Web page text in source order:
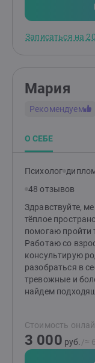
не верит в
тяжёлыми
партнёрами в
Записаться на
Мария
Рекомендуем
О СЕБЕ
Психолог
48 отзывов
Здравствуйте,
тёплое
помогаю пройти
Работаю со
консультирую
разобраться в
тревожные и
найдем
страхами,
уверенность,
Стоимость
3 000 руб. /≈